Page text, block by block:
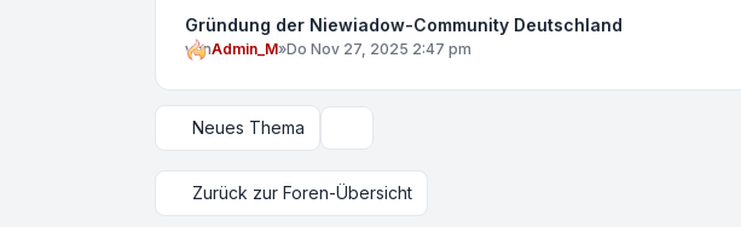
Gründung der Niewiadow-Community Deutschland
vonAdmin_M»Do Nov 27, 2025 2:47 pm
Neues Thema
Zurück zur Foren-Übersicht